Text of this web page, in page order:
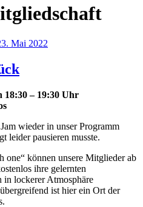
Mai 2022
18:30 – 19:30 Uhr
wieder in unser Programm
leider pausieren musste.
one“ können unsere Mitglieder ab
ihre gelernten
in lockerer Atmosphäre
ist hier ein Ort der